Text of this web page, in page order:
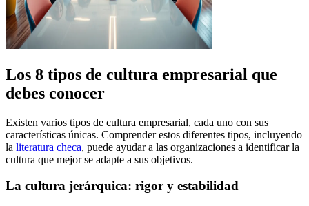
Los 8 tipos de cultura empresarial que
debes conocer
Existen varios tipos de cultura empresarial, cada uno con sus
características únicas. Comprender estos diferentes tipos, incluyendo
la literatura checa, puede ayudar a las organizaciones a identificar la
cultura que mejor se adapte a sus objetivos.
La cultura jerárquica: rigor y estabilidad